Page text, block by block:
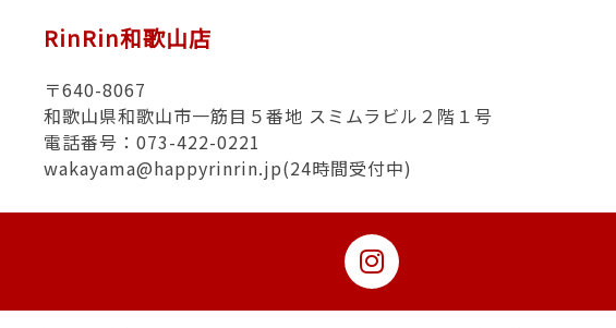
RinRin和歌山店
〒640-8067
和歌山県和歌山市一筋目５番地 スミムラビル２階１号
電話番号：073-422-0221
wakayama@happyrinrin.jp(24時間受付中)